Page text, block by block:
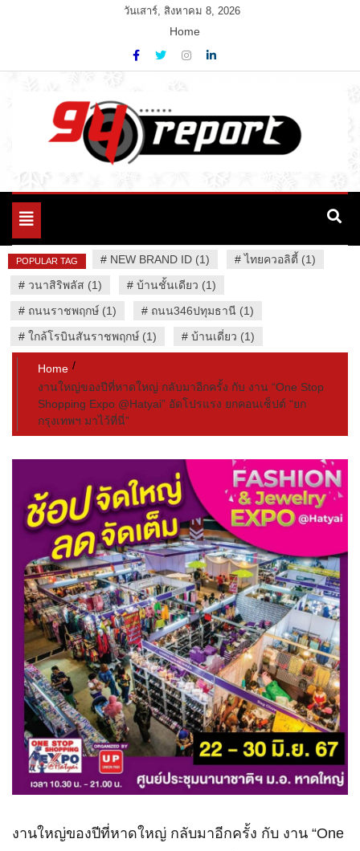
วันเสาร์, สิงหาคม 8, 2026
Home
94 Report.com
Variety News
Toggle
POPULAR TAG # NEW BRAND ID (1) #ไทยควอลิตี้ (1)
# วนาสิริพลัส (1) # บ้านชั้นเดียว (1)
# ถนนราชพฤกษ์ (1) # ถนน346ปทุมธานี (1)
# ใกล้โรบินสันราชพฤกษ์ (1) # บ้านเดี่ยว (1)
Home
งานใหญ่ของปีที่หาดใหญ่ กลับมาอีกครั้ง กับ งาน “One Stop
Shopping Expo @Hatyai” อัดโปรแรง ยกคอนเซ็ปต์ “ยก
กรุงเทพฯ มาไว้ที่นี่”
งานใหญ่ของปีที่หาดใหญ่ กลับมาอีกครั้ง กับ งาน “One